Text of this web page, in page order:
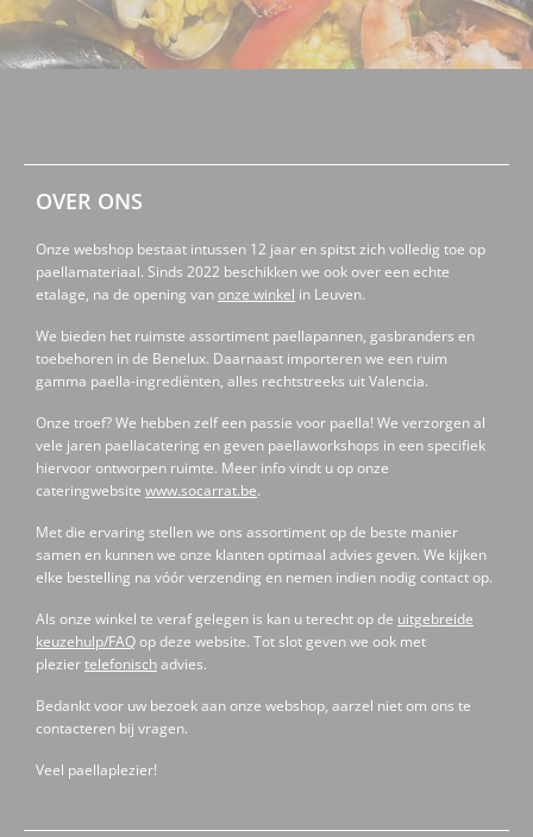
OVER ONS
Onze webshop bestaat intussen 12 jaar en spitst zich volledig toe op
paellamateriaal. Sinds 2022 beschikken we ook over een echte
etalage, na de opening vanonze winkel in Leuven.
We bieden het ruimste assortiment paellapannen, gasbranders en
toebehoren in de Benelux. Daarnaast importeren we een ruim
gamma paella-ingrediënten, alles rechtstreeks uit Valencia.
Onze troef? We hebben zelf een passie voor paella! We verzorgen al
vele jaren paellacatering en geven paellaworkshops in een specifiek
hiervoor ontworpen ruimte. Meer info vindt u op onze
cateringwebsite www.socarrat.be.
Met die ervaring stellen we ons assortiment op de beste manier
samen en kunnen we onze klanten optimaal advies geven. We kijken
elke bestelling na vóór verzending en nemen indien nodig contact op.
Als onze winkel te veraf gelegen is kan u terecht op de uitgebreide
keuzehulp/FAQop deze website. Tot slot geven we ook met
pleziertelefonischadvies.
Bedankt voor uw bezoek aan onze webshop, aarzel niet om ons te
contacteren bij vragen.
Veel paellaplezier!